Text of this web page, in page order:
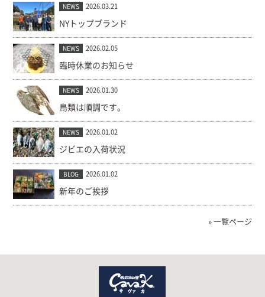
NEWS 2026.03.21
NYトップブランド
NEWS 2026.02.05
臨時休業のお知らせ
NEWS 2026.01.30
鳥類は順調です。
NEWS 2026.01.02
ジビエの入荷状況
BLOG 2026.01.02
新年のご挨拶
» 一覧ページ